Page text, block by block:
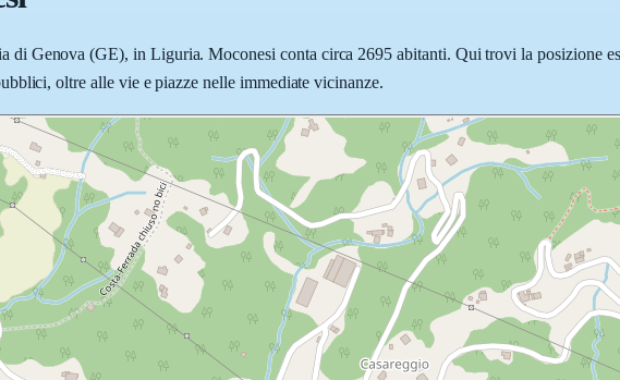
di Genova (GE), in Liguria. Moconesi conta circa 2695 abitanti. Qui trovi la posizione
oltre alle vie e piazze nelle immediate vicinanze.